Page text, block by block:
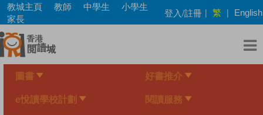
Skip
main
content
教城主頁 教師 中學生
小學生
家長
登入/註冊 | 繁 | English
圖書 好書推介
e悅讀學校計劃 閱讀服務